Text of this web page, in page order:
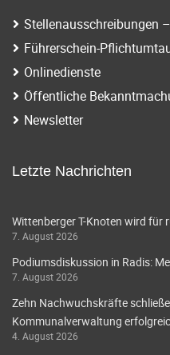
Stellenausschreibungen
Führerschein-
Onlinedienste
Öffentliche
Newsletter
Letzte Nachrichten
Wittenberger T-Knoten wird für
7. August 2026
Podiumsdiskussion in Radis:
7. August 2026
Zehn Nachwuchskräfte
Kommunalverwaltung
4. August 2026